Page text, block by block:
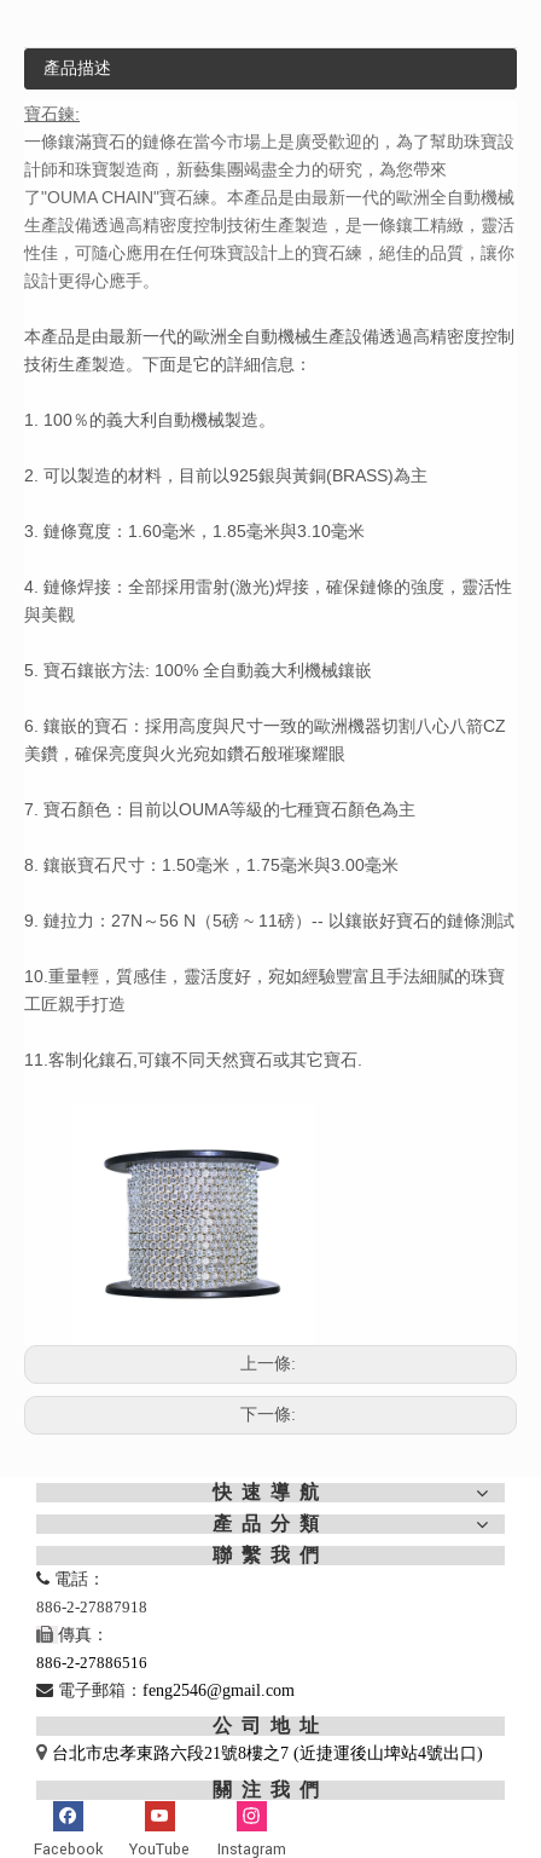
產品描述
寶石鍊:
一條鑲滿寶石的鏈條在當今市場上是廣受歡迎的，為了幫助珠寶設
計師和珠寶製造商，新藝集團竭盡全力的研究，為您帶來
了"OUMA CHAIN"寶石練。本產品是由最新一代的歐洲全自動機械
生產設備透過高精密度控制技術生產製造，是一條鑲工精緻，靈活
性佳，可隨心應用在任何珠寶設計上的寶石練，絕佳的品質，讓你
設計更得心應手。
本產品是由最新一代的歐洲全自動機械生產設備透過高精密度控制
技術生產製造。下面是它的詳細信息：
1. 100％的義大利自動機械製造。
2. 可以製造的材料，目前以925銀與黃銅(BRASS)為主
3. 鏈條寬度：1.60毫米，1.85毫米與3.10毫米
4. 鏈條焊接：全部採用雷射(激光)焊接，確保鏈條的強度，靈活性
與美觀
5. 寶石鑲嵌方法: 100% 全自動義大利機械鑲嵌
6. 鑲嵌的寶石：採用高度與尺寸一致的歐洲機器切割八心八箭CZ
美鑽，確保亮度與火光宛如鑽石般璀璨耀眼
7. 寶石顏色：目前以OUMA等級的七種寶石顏色為主
8. 鑲嵌寶石尺寸：1.50毫米，1.75毫米與3.00毫米
9. 鏈拉力：27N～56 N（5磅 ~ 11磅）-- 以鑲嵌好寶石的鏈條測試
10.重量輕，質感佳，靈活度好，宛如經驗豐富且手法細膩的珠寶
工匠親手打造
11.客制化鑲石,可鑲不同天然寶石或其它寶石.
上一條:
下一條:
快速導航
產品分類
聯繫我們
 電話：
886-2-27887918
 傳真：
886-2-27886516
 電子郵箱： feng2546@gmail.com
公司地址
 台北市忠孝東路六段21號8樓之7 (近捷運後山埤站4號出口)
關注我們
Facebook YouTube Instagram